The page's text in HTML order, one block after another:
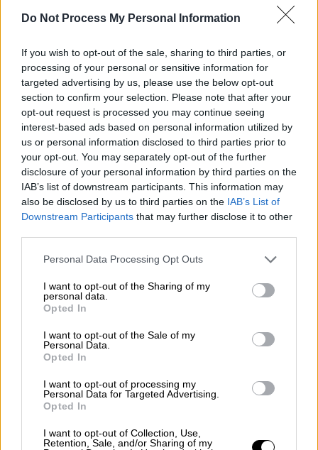
Do Not Process My Personal Information
If you wish to opt-out of the sale, sharing to third parties, or
processing of your personal or sensitive information for
targeted advertising by us, please use the below opt-out
section to confirm your selection. Please note that after your
opt-out request is processed you may continue seeing
interest-based ads based on personal information utilized by
us or personal information disclosed to third parties prior to
your opt-out. You may separately opt-out of the further
disclosure of your personal information by third parties on the
IAB’s list of downstream participants. This information may
also be disclosed by us to third parties on the IAB’s List of
Downstream Participants that may further disclose it to other
Please note that this website/app uses one or more Google
not limited to your visit or usage behaviour. You may click to
grant or deny consent to Google and its third-party tags to
use your data for below specified purposes in below Google
consent section.
Personal Data Processing Opt Outs
I want to opt-out of the Sharing of my
personal data.
Opted In
I want to opt-out of the Sale of my
Personal Data.
Opted In
I want to opt-out of processing my
Personal Data for Targeted Advertising.
Opted In
I want to opt-out of Collection, Use,
Retention, Sale, and/or Sharing of my
μυαλγίες, ζάλη) είναι πολύ συχνές και στους
εθελοντές που πήραν το εικονικό εμβόλιο
(76%), είναι δηλαδή αποτέλεσμα nocebo
συμπεριφοράς, φοβίας, τονίζει ο κ.
Μητσικώστας.
Έρευνα της Ιατρικής Σχολής του
ΕΚΠΑ
Σε μία συγχρονική έρευνα της Ιατρικής
Σχολής του ΕΚΠΑ, που εκπονήθηκε σε πέντε
πανεπιστημιακά νοσοκομεία της Αθήνας από
τον Μάιο έως τον Ιούλιο του 2021 (δηλαδή
όταν είχε ολοκληρωθεί το πρόγραμμα
εργαζόμενους στην υγεία), περίπου 1.300
εργαζόμενοι απάντησαν σε ένα ειδικά
σχεδιασμένο ερωτηματολόγιο που
αφορούσε στον εμβολιασμό και στις πιθανές
ανεπιθύμητες δράσεις που βίωσαν από τα
εμβόλια για τον συγκεκριμένο ιό, όπως,
επίσης, και στη nocebo συμπεριφορά. Η
Τύπο με τη συμμετοχή μίας πλειάδας